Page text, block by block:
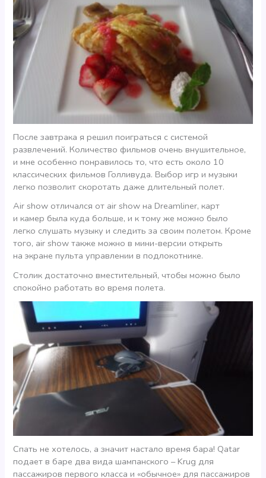
После завтрака я решил поиграться с системой
развлечений. Количество фильмов очень внушительное,
и мне особенно понравилось то, что есть около 10
классических фильмов Голливуда. Выбор игр и музыки
легко позволит скоротать даже длительный полет.
Air show отличался от air show на Dreamliner, карт
и камер была куда больше, и к тому же можно было
легко слушать музыку и следить за своим полетом. Кроме
того, air show также можно в мини-версии открыть
на экране пульта управлении в подлокотнике.
Столик достаточно вместительный, чтобы можно было
спокойно работать во время полета.
Спать не хотелось, а значит настало время бара! Qatar
подает в баре два вида шампанского – Krug для
пассажиров первого класса и «обычное» для пассажиров